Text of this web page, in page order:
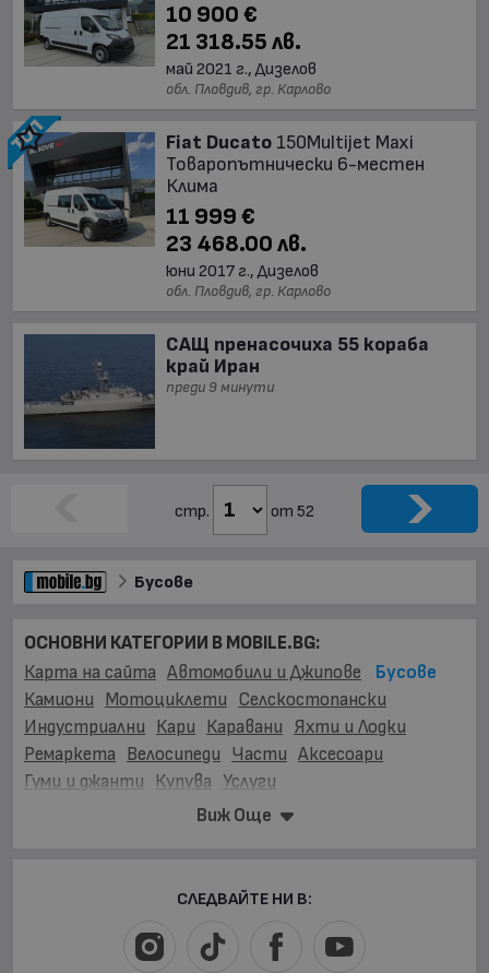
10 900 €
21 318.55 лв.
май 2021 г., Дизелов
обл. Пловдив, гр. Карлово
Fiat Ducato 150Multijet Maxi
Товаропътнически 6-местен
Клима
11 999 €
23 468.00 лв.
юни 2017 г., Дизелов
обл. Пловдив, гр. Карлово
САЩ пренасочиха 55 кораба
край Иран
преди 9 минути
стр. от 52
Бусове
Виж Още
ОСНОВНИ КАТЕГОРИИ В MOBILE.BG:
Карта на сайта Автомобили и Джипове
Бусове
Камиони Мотоциклети Селскостопански
Индустриални Кари Каравани Яхти и Лодки
Ремаркета Велосипеди Части Аксесоари
Гуми и джанти
Купува Услуги
Fiat (634) Ford (1229)
Karsan Kia King Long
СЛЕДВАЙТЕ НИ В: